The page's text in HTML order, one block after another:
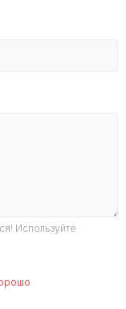
Используйте